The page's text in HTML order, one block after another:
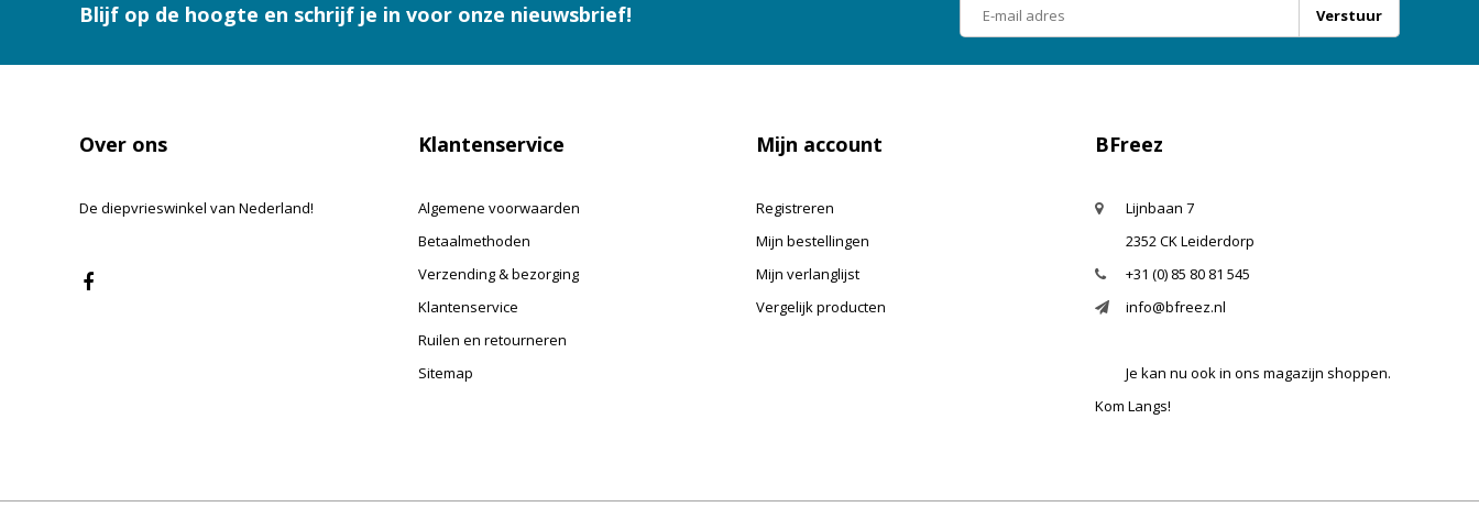
Blijf op de hoogte en schrijf je in voor onze nieuwsbrief! Verstuur
Over ons
De diepvrieswinkel van Nederland!
Klantenservice
Algemene voorwaarden
Betaalmethoden
Verzending & bezorging
Klantenservice
Ruilen en retourneren
Sitemap
Mijn account
Registreren
Mijn bestellingen
Mijn verlanglijst
Vergelijk producten
BFreez
Lijnbaan 7
2352 CK Leiderdorp
+31 (0) 85 80 81 545
info@bfreez.nl
Je kan nu ook in ons magazijn shoppen.
Kom Langs!